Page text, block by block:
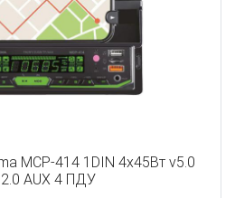
MCP-414 1DIN 4x45Вт v5.0
2.0 AUX 4 ПДУ